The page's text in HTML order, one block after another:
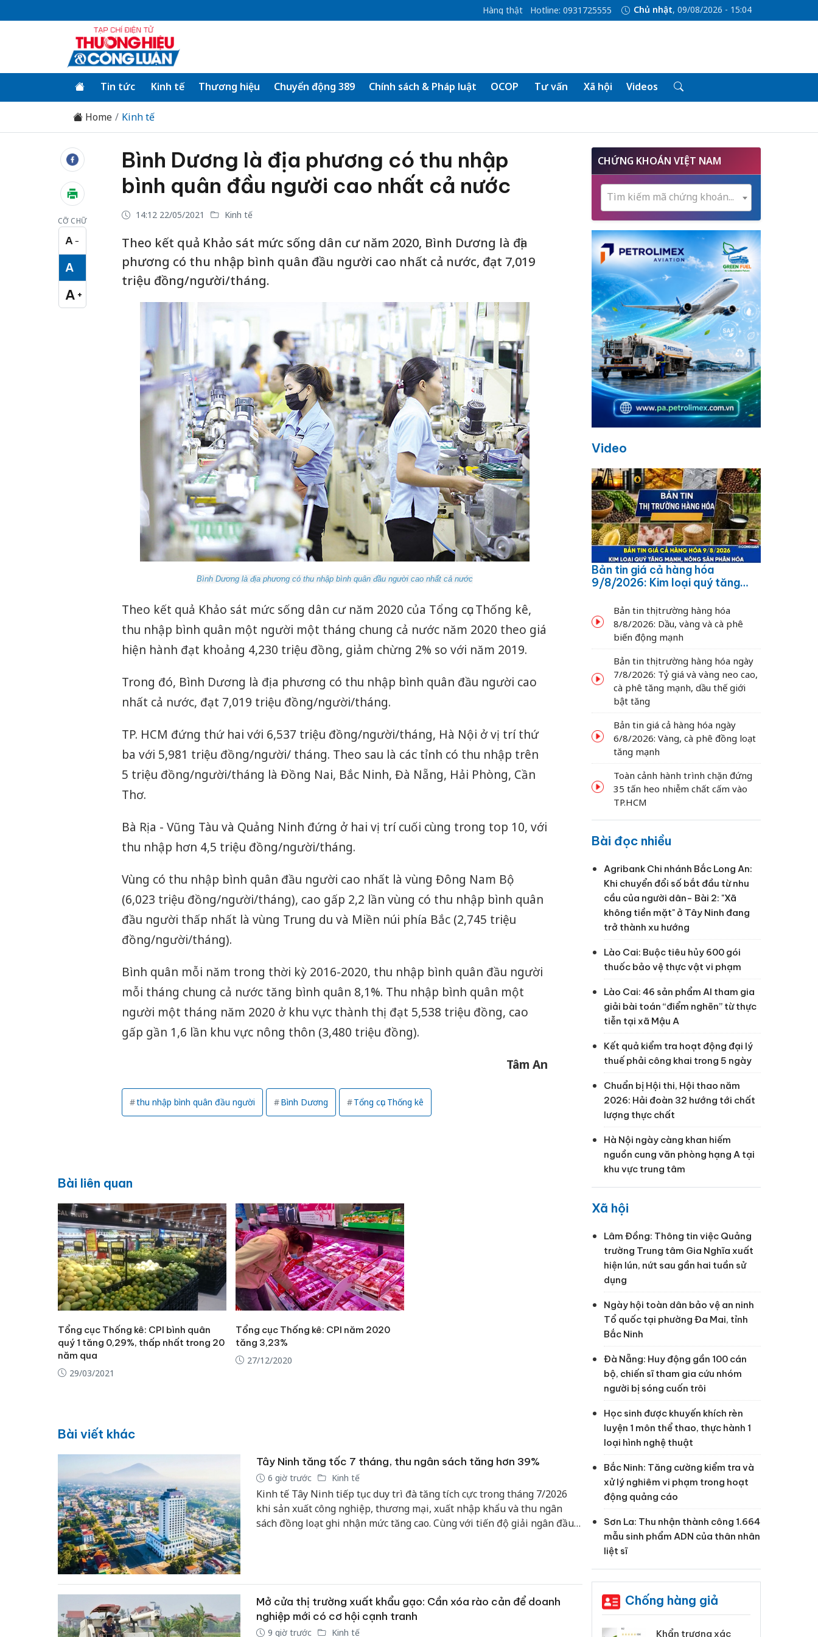
Hàng thật Hotline: 0931725555 Chủ nhật, 09/08/2026 - 15:04
Tin tức Kinh tế Thương hiệu Chuyển động 389 Chính sách & Pháp luật OCOP Tư vấn Xã hội Videos
Home Kinh tế
CỠ CHỮ
A −
Cỡ chữ nhỏ
A
Cỡ chữ vừa
A +
Cỡ chữ lớn
Bình Dương là địa phương có thu nhập
bình quân đầu người cao nhất cả nước
14:12 22/05/2021 Kinh tế
Theo kết quả Khảo sát mức sống dân cư năm 2020, Bình Dương là địa
phương có thu nhập bình quân đầu người cao nhất cả nước, đạt 7,019
triệu đồng/người/tháng.
Bình Dương là địa phương có thu nhập bình quân đầu người cao nhất cả nước
Theo kết quả Khảo sát mức sống dân cư năm 2020 của Tổng cục Thống kê,
thu nhập bình quân một người một tháng chung cả nước năm 2020 theo giá
hiện hành đạt khoảng 4,230 triệu đồng, giảm chừng 2% so với năm 2019.
Trong đó, Bình Dương là địa phương có thu nhập bình quân đầu người cao
nhất cả nước, đạt 7,019 triệu đồng/người/tháng.
TP. HCM đứng thứ hai với 6,537 triệu đồng/người/tháng, Hà Nội ở vị trí thứ
ba với 5,981 triệu đồng/người/ tháng. Theo sau là các tỉnh có thu nhập trên
5 triệu đồng/người/tháng là Đồng Nai, Bắc Ninh, Đà Nẵng, Hải Phòng, Cần
Thơ.
Bà Rịa - Vũng Tàu và Quảng Ninh đứng ở hai vị trí cuối cùng trong top 10, với
thu nhập hơn 4,5 triệu đồng/người/tháng.
Vùng có thu nhập bình quân đầu người cao nhất là vùng Đông Nam Bộ
(6,023 triệu đồng/người/tháng), cao gấp 2,2 lần vùng có thu nhập bình quân
đầu người thấp nhất là vùng Trung du và Miền núi phía Bắc (2,745 triệu
đồng/người/tháng).
Bình quân mỗi năm trong thời kỳ 2016-2020, thu nhập bình quân đầu người
mỗi tháng chung cả nước tăng bình quân 8,1%. Thu nhập bình quân một
người một tháng năm 2020 ở khu vực thành thị đạt 5,538 triệu đồng, cao
gấp gần 1,6 lần khu vực nông thôn (3,480 triệu đồng).
Tâm An
thu nhập bình quân đầu người Bình Dương Tổng cục Thống kê
Bài liên quan
Tổng cục Thống kê: CPI bình quân
quý 1 tăng 0,29%, thấp nhất trong 20
năm qua
29/03/2021
Tổng cục Thống kê: CPI năm 2020
tăng 3,23%
27/12/2020
Bài viết khác
Tây Ninh tăng tốc 7 tháng, thu ngân sách tăng hơn 39%
6 giờ trước Kinh tế
Kinh tế Tây Ninh tiếp tục duy trì đà tăng tích cực trong tháng 7/2026
khi sản xuất công nghiệp, thương mại, xuất nhập khẩu và thu ngân
sách đồng loạt ghi nhận mức tăng cao. Cùng với tiến độ giải ngân đầu
Mở cửa thị trường xuất khẩu gạo: Cần xóa rào cản để doanh
nghiệp mới có cơ hội cạnh tranh
9 giờ trước Kinh tế
CHỨNG KHOÁN VIỆT NAM
Tìm kiếm mã chứng khoán...
Video
Bản tin giá cả hàng hóa
9/8/2026: Kim loại quý tăng
Bản tin thị trường hàng hóa
8/8/2026: Dầu, vàng và cà phê
biến động mạnh
Bản tin thị trường hàng hóa ngày
7/8/2026: Tỷ giá và vàng neo cao,
cà phê tăng mạnh, dầu thế giới
bật tăng
Bản tin giá cả hàng hóa ngày
6/8/2026: Vàng, cà phê đồng loạt
tăng mạnh
Toàn cảnh hành trình chặn đứng
35 tấn heo nhiễm chất cấm vào
TP.HCM
Bài đọc nhiều
Agribank Chi nhánh Bắc Long An:
Khi chuyển đổi số bắt đầu từ nhu
cầu của người dân- Bài 2: "Xã
không tiền mặt" ở Tây Ninh đang
trở thành xu hướng
Lào Cai: Buộc tiêu hủy 600 gói
thuốc bảo vệ thực vật vi phạm
Lào Cai: 46 sản phẩm AI tham gia
giải bài toán “điểm nghẽn” từ thực
tiễn tại xã Mậu A
Kết quả kiểm tra hoạt động đại lý
thuế phải công khai trong 5 ngày
Chuẩn bị Hội thi, Hội thao năm
2026: Hải đoàn 32 hướng tới chất
lượng thực chất
Hà Nội ngày càng khan hiếm
nguồn cung văn phòng hạng A tại
khu vực trung tâm
Xã hội
Lâm Đồng: Thông tin việc Quảng
trường Trung tâm Gia Nghĩa xuất
hiện lún, nứt sau gần hai tuần sử
dụng
Ngày hội toàn dân bảo vệ an ninh
Tổ quốc tại phường Đa Mai, tỉnh
Bắc Ninh
Đà Nẵng: Huy động gần 100 cán
bộ, chiến sĩ tham gia cứu nhóm
người bị sóng cuốn trôi
Học sinh được khuyến khích rèn
luyện 1 môn thể thao, thực hành 1
loại hình nghệ thuật
Bắc Ninh: Tăng cường kiểm tra và
xử lý nghiêm vi phạm trong hoạt
động quảng cáo
Sơn La: Thu nhận thành công 1.664
mẫu sinh phẩm ADN của thân nhân
liệt sĩ
Chống hàng giả
Khẩn trương xác